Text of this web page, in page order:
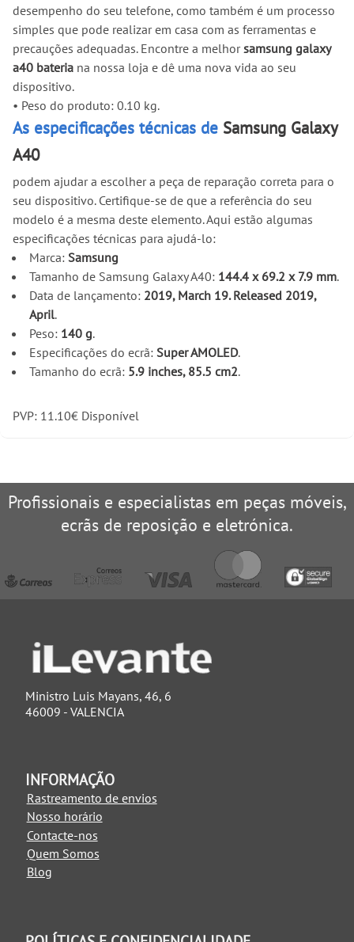
desempenho do seu telefone, como também é um processo
simples que pode realizar em casa com as ferramentas e
precauções adequadas. Encontre a melhor samsung galaxy
a40 bateria na nossa loja e dê uma nova vida ao seu
dispositivo.
• Peso do produto: 0.10 kg.
As especificações técnicas de Samsung Galaxy
A40
podem ajudar a escolher a peça de reparação correta para o
seu dispositivo. Certifique-se de que a referência do seu
modelo é a mesma deste elemento. Aqui estão algumas
especificações técnicas para ajudá-lo:
Marca: Samsung
Tamanho de Samsung Galaxy A40: 144.4 x 69.2 x 7.9 mm.
Data de lançamento: 2019, March 19. Released 2019,
April.
Peso: 140 g.
Especificações do ecrã: Super AMOLED.
Tamanho do ecrã: 5.9 inches, 85.5 cm2.
PVP: 11.10€ Disponível
Profissionais e especialistas em peças móveis,
ecrãs de reposição e eletrónica.
Ministro Luis Mayans, 46, 6
46009 - VALENCIA
INFORMAÇÃO
Rastreamento de envios
Nosso horário
Contacte-nos
Quem Somos
Blog